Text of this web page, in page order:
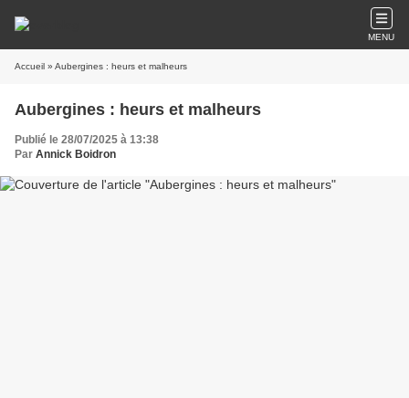
MENU
Accueil » Aubergines : heurs et malheurs
Aubergines : heurs et malheurs
Publié le 28/07/2025 à 13:38
Par Annick Boidron